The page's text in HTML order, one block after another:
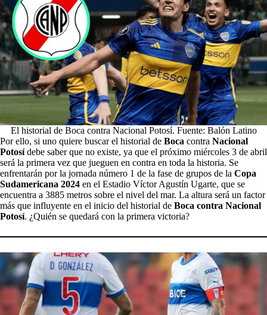
El historial de Boca contra Nacional Potosí. Fuente: Balón Latino
Por ello, si uno quiere buscar el historial de Boca contra Nacional
Potosídebe saber que no existe, ya que el próximo miércoles 3 de abril
será la primera vez que jueguen en contra en toda la historia. Se
enfrentarán por la jornada número 1 de la fase de grupos de la Copa
Sudamericana 2024 en el Estadio Víctor Agustín Ugarte, que se
encuentra a 3885 metros sobre el nivel del mar. La altura será un factor
más que influyente en el inicio del historial de Boca contra Nacional
Potosí. ¿Quién se quedará con la primera victoria?